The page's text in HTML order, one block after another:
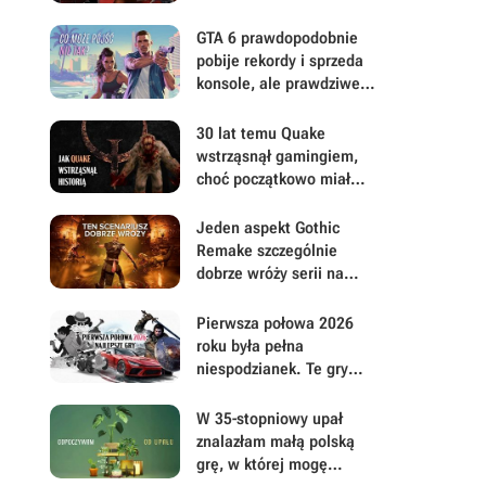
FPS-y lat 90.
GTA 6 prawdopodobnie
pobije rekordy i sprzeda
konsole, ale prawdziwe
będą musieli mu
wybaczyć
30 lat temu Quake
wstrząsnął gamingiem,
choć początkowo miał
Jeden aspekt Gothic
Remake szczególnie
dobrze wróży serii na
mają powody do dumy
Pierwsza połowa 2026
roku była pełna
niespodzianek. Te gry
uwagę i Wasz czas
W 35-stopniowy upał
znalazłam małą polską
grę, w której mogę